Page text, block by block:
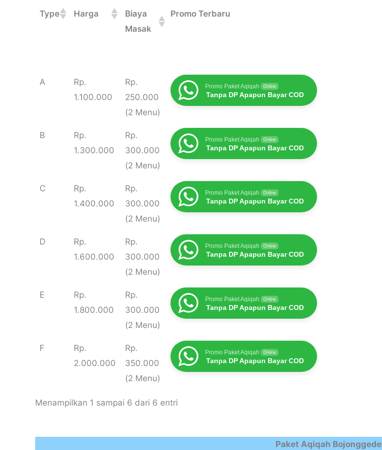
Type Harga
Biaya
Masak
Promo Terbaru
Type
Harga
Biaya
Masak
Promo Terbaru
A
Rp.
1.100.000
Rp.
250.000
(2 Menu)
Promo Paket Aqiqah Online
Tanpa DP Apapun Bayar COD
B
Rp.
1.300.000
Rp.
300.000
(2 Menu)
Promo Paket Aqiqah Online
Tanpa DP Apapun Bayar COD
C
Rp.
1.400.000
Rp.
300.000
(2 Menu)
Promo Paket Aqiqah Online
Tanpa DP Apapun Bayar COD
D
Rp.
1.600.000
Rp.
300.000
(2 Menu)
Promo Paket Aqiqah Online
Tanpa DP Apapun Bayar COD
E
Rp.
1.800.000
Rp.
300.000
(2 Menu)
Promo Paket Aqiqah Online
Tanpa DP Apapun Bayar COD
F
Rp.
2.000.000
Rp.
350.000
(2 Menu)
Promo Paket Aqiqah Online
Tanpa DP Apapun Bayar COD
Menampilkan 1 sampai 6 dari 6 entri
Paket Aqiqah Bojonggede